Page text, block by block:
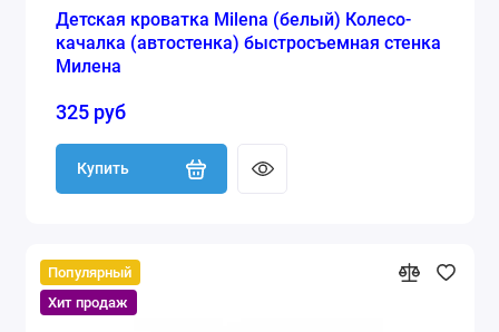
Детская кроватка Milena (белый) Колесо-
качалка (автостенка) быстросъемная стенка
Милена
325 руб
Купить
Популярный
Хит продаж